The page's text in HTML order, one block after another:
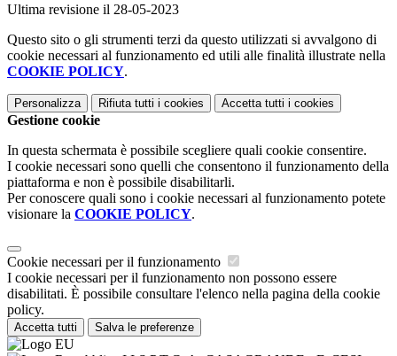
Ultima revisione il 28-05-2023
Questo sito o gli strumenti terzi da questo utilizzati si avvalgono di
cookie necessari al funzionamento ed utili alle finalità illustrate nella
COOKIE POLICY.
Personalizza Rifiuta tutti i cookies Accetta tutti i cookies
Gestione cookie
In questa schermata è possibile scegliere quali cookie consentire.
I cookie necessari sono quelli che consentono il funzionamento della
piattaforma e non è possibile disabilitarli.
Per conoscere quali sono i cookie necessari al funzionamento potete
visionare la COOKIE POLICY.
Cookie necessari per il funzionamento
I cookie necessari per il funzionamento non possono essere
disabilitati. È possibile consultare l'elenco nella pagina della cookie
policy.
Accetta tutti Salva le preferenze